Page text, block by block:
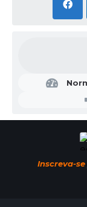
Inscreva-se